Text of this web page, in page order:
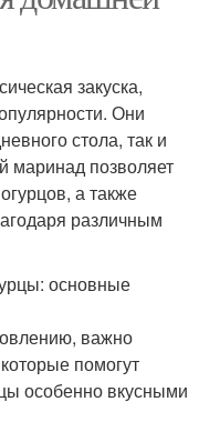
закуска,
Они
стола, так и
маринад позволяет
а также
различным
основные
важно
помогут
особенно вкусными